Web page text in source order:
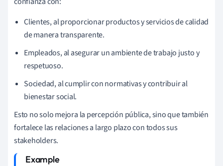
Clientes, al proporcionar productos y servicios de calidad
de manera transparente.
Empleados, al asegurar un ambiente de trabajo justo y
respetuoso.
Sociedad, al cumplir con normativas y contribuir al
bienestar social.
Esto no solo mejora la percepción pública, sino que también
fortalece las relaciones a largo plazo con todos sus
stakeholders.